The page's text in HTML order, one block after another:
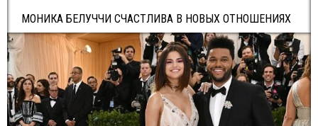
МОНИКА БЕЛУЧЧИ СЧАСТЛИВА В НОВЫХ ОТНОШЕНИЯХ